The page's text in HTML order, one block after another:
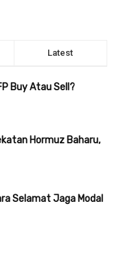
Latest
Buy Atau Sell?
Hormuz Baharu,
Selamat Jaga Modal